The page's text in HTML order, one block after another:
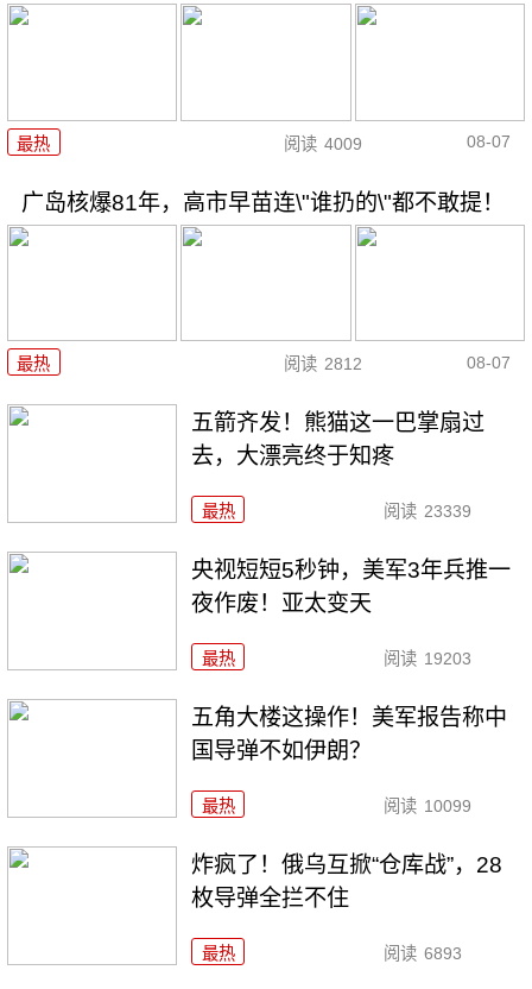
最热 阅读 4009 08-07
广岛核爆81年，高市早苗连\"谁扔的\"都不敢提！
最热 阅读 2812 08-07
五箭齐发！熊猫这一巴掌扇过
去，大漂亮终于知疼
最热 阅读 23339
央视短短5秒钟，美军3年兵推一
夜作废！亚太变天
最热 阅读 19203
五角大楼这操作！美军报告称中
国导弹不如伊朗？
最热 阅读 10099
炸疯了！俄乌互掀“仓库战”，28
枚导弹全拦不住
最热 阅读 6893